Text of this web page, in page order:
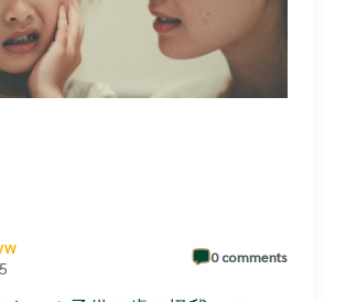
0 comments